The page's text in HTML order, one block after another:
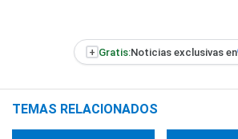
+ Gratis:Noticias exclusivas en
TEMAS RELACIONADOS